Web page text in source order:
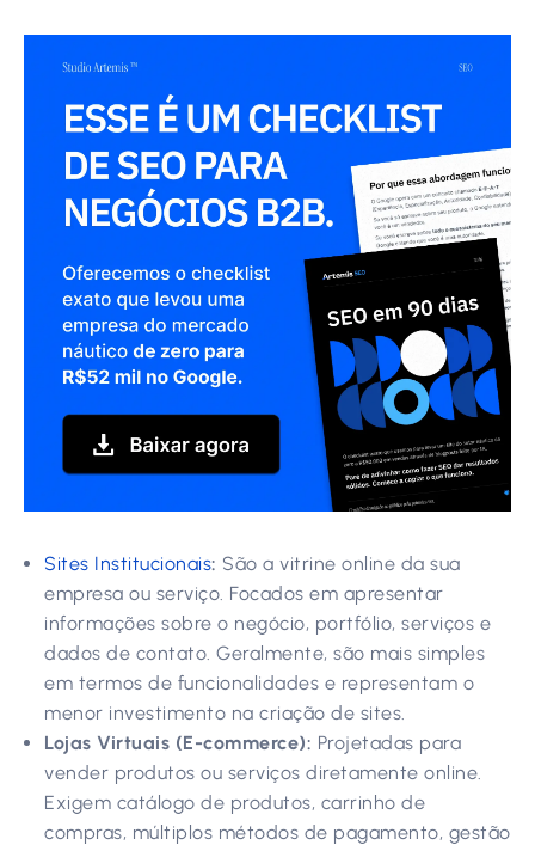
Sites Institucionais: São a vitrine online da sua
empresa ou serviço. Focados em apresentar
informações sobre o negócio, portfólio, serviços e
dados de contato. Geralmente, são mais simples
em termos de funcionalidades e representam o
menor investimento na criação de sites.
Lojas Virtuais (E-commerce): Projetadas para
vender produtos ou serviços diretamente online.
Exigem catálogo de produtos, carrinho de
compras, múltiplos métodos de pagamento, gestão